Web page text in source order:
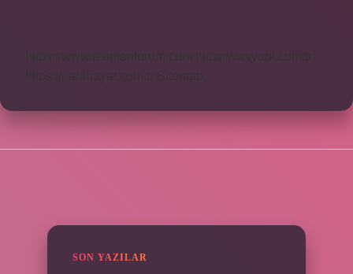
https://www.teomanforum.com
https://vavyapi.com.tr
https://parkhayat.com.tr
Sitemap
SON YAZILAR